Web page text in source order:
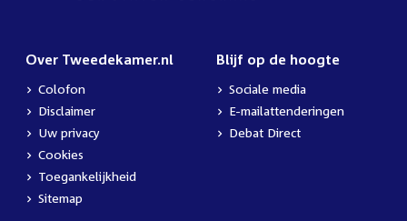
Over Tweedekamer.nl
Colofon
Disclaimer
Uw privacy
Cookies
Toegankelijkheid
Sitemap
Blijf op de hoogte
Sociale media
E-mailattenderingen
Debat Direct